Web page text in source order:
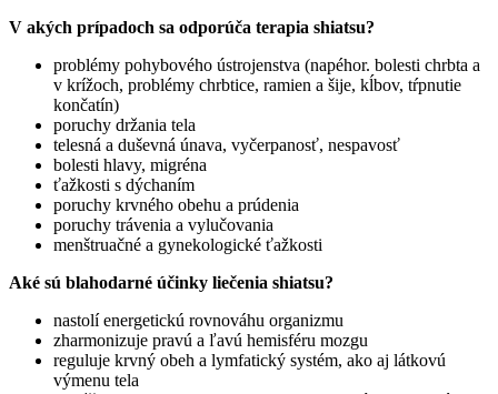
V akých prípadoch sa odporúča terapia shiatsu?
problémy pohybového ústrojenstva (napéhor. bolesti chrbta a
v krížoch, problémy chrbtice, ramien a šije, kĺbov, tŕpnutie
končatín)
poruchy držania tela
telesná a duševná únava, vyčerpanosť, nespavosť
bolesti hlavy, migréna
ťažkosti s dýchaním
poruchy krvného obehu a prúdenia
poruchy trávenia a vylučovania
menštruačné a gynekologické ťažkosti
Aké sú blahodarné účinky liečenia shiatsu?
nastolí energetickú rovnováhu organizmu
zharmonizuje pravú a ľavú hemisféru mozgu
reguluje krvný obeh a lymfatický systém, ako aj látkovú
výmenu tela